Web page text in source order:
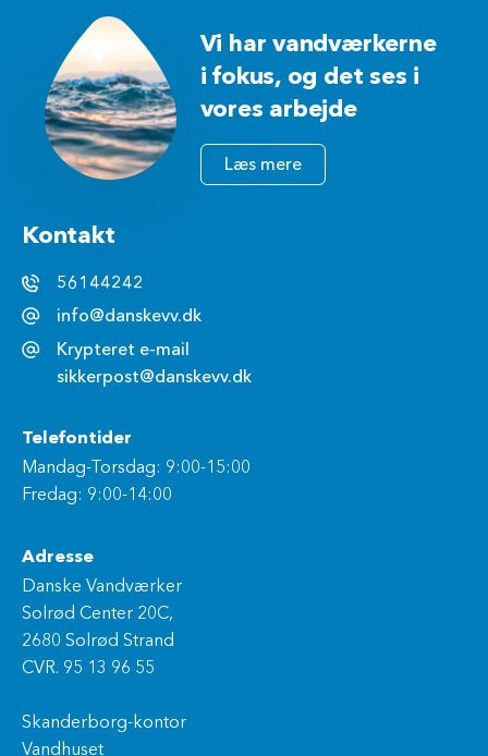
Vi har vandværkerne
i fokus, og det ses i
vores arbejde
Læs mere
Kontakt
56144242
info@danskevv.dk
Krypteret e-mail
sikkerpost@danskevv.dk
Telefontider
Mandag-Torsdag: 9:00-15:00
Fredag: 9:00-14:00
Adresse
Danske Vandværker
Solrød Center 20C,
2680 Solrød Strand
CVR. 95 13 96 55
Skanderborg-kontor
Vandhuset